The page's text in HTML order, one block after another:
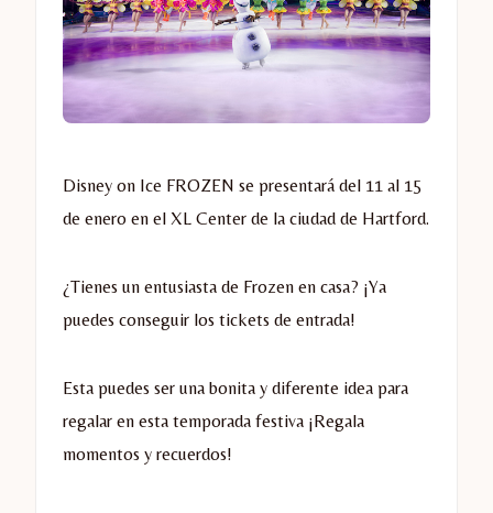
Disney on Ice FROZEN se presentará del 11 al 15
de enero en el XL Center de la ciudad de Hartford.
¿Tienes un entusiasta de Frozen en casa? ¡Ya
puedes conseguir los tickets de entrada!
Esta puedes ser una bonita y diferente idea para
regalar en esta temporada festiva ¡Regala
momentos y recuerdos!